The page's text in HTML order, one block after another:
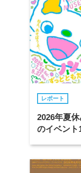
レポート
2026年夏
のイベント